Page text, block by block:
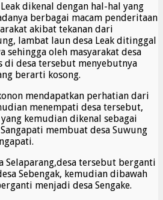
dikenal dengan hal-hal yang
berbagai macam penderitaan
akibat tekanan dari
lambat laun desa Leak ditinggal
sehingga oleh masyarakat desa
di desa tersebut menyebutnya
berarti kosong.
mendapatkan perhatian dari
menempati desa tersebut,
kemudian dikenal sebagai
membuat desa Suwung
Selaparang,desa tersebut berganti
Sebengak, kemudian dibawah
menjadi desa Sengake.